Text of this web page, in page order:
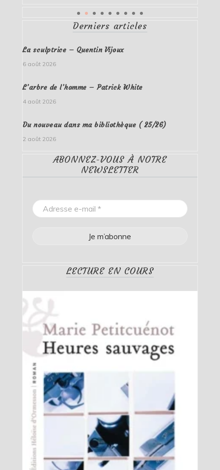
Derniers articles
La sculptrice – Quentin Vijoux
6 août 2026
L’arbre de l’homme – Patrick White
4 août 2026
Du nouveau dans ma bibliothèque ( 25/26)
2 août 2026
ABONNEZ-VOUS À NOTRE
NEWSLETTER
LECTURE EN COURS